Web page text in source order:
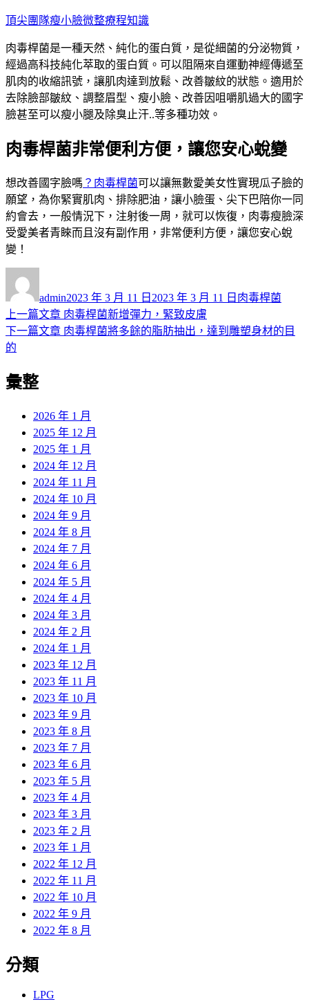
跳
主
要
內
容
頂尖團隊瘦小臉微整療程知識
肉毒桿菌是一種天然、純化的蛋白質，是從細菌的分泌物質，
經過高科技純化萃取的蛋白質。可以阻隔來自運動神經傳遞至
肌肉的收縮訊號，讓肌肉達到放鬆、改善皺紋的狀態。適用於
去除臉部皺紋、調整眉型、瘦小臉、改善因咀嚼肌過大的國字
臉甚至可以瘦小腿及除臭止汗..等多種功效。
肉毒桿菌非常便利方便，讓您安心蛻變
想改善國字臉嗎 ？肉毒桿菌可以讓無數愛美女性實現瓜子臉的
願望，為你緊實肌肉、排除肥油，讓小臉蛋、尖下巴陪你一同
約會去，一般情況下，注射後一周，就可以恢復，肉毒瘦臉深
受愛美者青睞而且沒有副作用，非常便利方便，讓您安心蛻
變！
者
admin佈
日
期:
2023 年 3 月 11 日 2023 年 3 月 11 日 類
肉毒桿菌
文
章
覽
上一篇文章 上
一
肉毒桿菌新增彈力，緊致皮膚
下一篇文章 下
肉毒桿菌將多餘的脂肪抽出，達到雕塑身材的目
的
彙整
2026 年 1 月
2025 年 12 月
2025 年 1 月
2024 年 12 月
2024 年 11 月
2024 年 10 月
2024 年 9 月
2024 年 8 月
2024 年 7 月
2024 年 6 月
2024 年 5 月
2024 年 4 月
2024 年 3 月
2024 年 2 月
2024 年 1 月
2023 年 12 月
2023 年 11 月
2023 年 10 月
2023 年 9 月
2023 年 8 月
2023 年 7 月
2023 年 6 月
2023 年 5 月
2023 年 4 月
2023 年 3 月
2023 年 2 月
2023 年 1 月
2022 年 12 月
2022 年 11 月
2022 年 10 月
2022 年 9 月
2022 年 8 月
分類
LPG